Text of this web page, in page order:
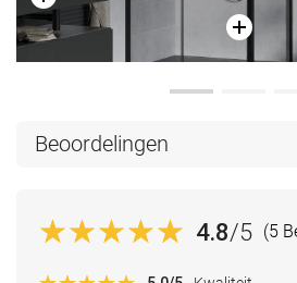
Beoordelingen
4.8/5 (5